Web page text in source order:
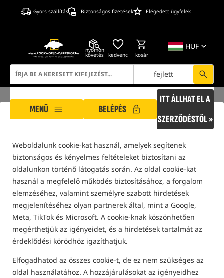
A ROCKWORLD gondoskodik az Ön adatvédelméről!
Weboldalunk cookie-kat használ, amelyek segítenek
biztonságos és kényelmes feltételeket biztosítani az
oldalunkon történő látogatás során. Az oldal cookie-kat
használ a megfelelő működés biztosításához, a forgalom
elemzéséhez, valamint személyre szabott hirdetések
megjelenítéséhez olyan partnerek által, mint a Google,
Meta, TikTok és Microsoft. A cookie-knak köszönhetően
megérthetjük az igényeidet, és a hirdetések tartalmát az
érdeklődési körödhöz igazíthatjuk.
Elfogadhatod az összes cookie-t, de ez nem szükséges az
oldal használatához. A hozzájárulásokat az igényeidhez
Gyors szállítás Biztonságos fizetések Elégedett ügyfelek
HUF
nyomon
követés kedvenc kosár
fejlett
MENÜ BELÉPÉS
ITT ÁLLHAT EL A
SZERZŐDÉSTŐL »
ROCKWORLD Gyártó termékei Inni
csak araktárunkbantalálható termékek
SZŰRŐ
TERMÉKEK INNI